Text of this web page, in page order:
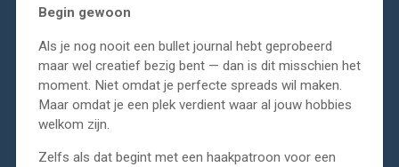
Begin gewoon
Als je nog nooit een bullet journal hebt geprobeerd
maar wel creatief bezig bent — dan is dit misschien het
moment. Niet omdat je perfecte spreads wil maken.
Maar omdat je een plek verdient waar al jouw hobbies
welkom zijn.
Zelfs als dat begint met een haakpatroon voor een